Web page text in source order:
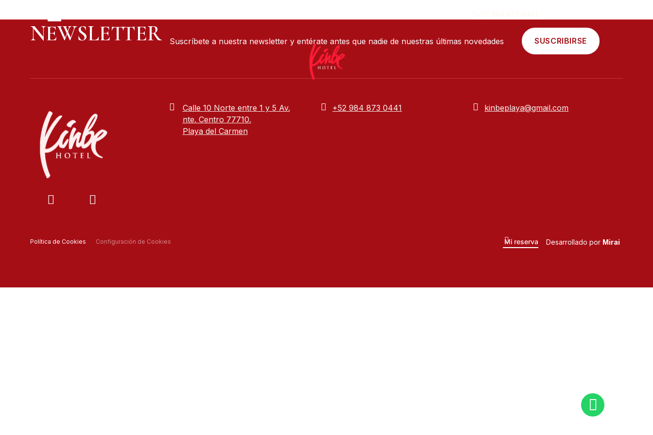
NEWSLETTER Suscríbete a nuestra newsletter y entérate antes que nadie de nuestras últimas novedades SUSCRIBIRSE
Calle 10 Norte entre 1 y 5 Av.
nte. Centro 77710.
Playa del Carmen
+52 984 873 0441 kinbeplaya@gmail.com
Política de Cookies Configuración de Cookies Mi reserva Desarrollado por Mirai